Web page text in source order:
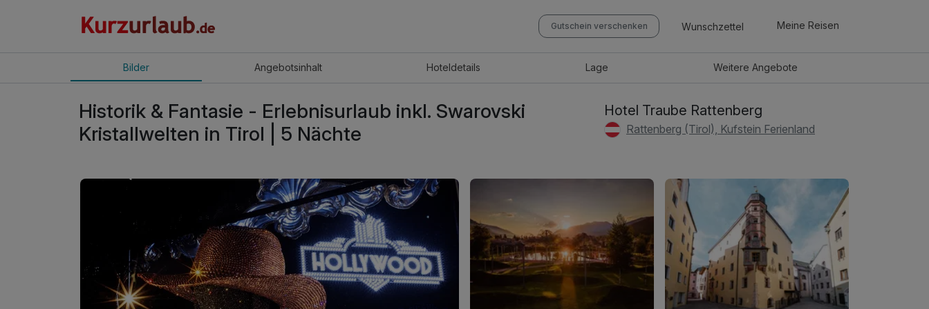
Gutschein verschenken Wunschzettel Meine Reisen
Bilder Angebotsinhalt Hoteldetails Lage WeitereAngebote
Historik & Fantasie - Erlebnisurlaub inkl. Swarovski
Kristallwelten in Tirol | 5 Nächte
Hotel Traube Rattenberg
Rattenberg (Tirol), Kufstein Ferienland